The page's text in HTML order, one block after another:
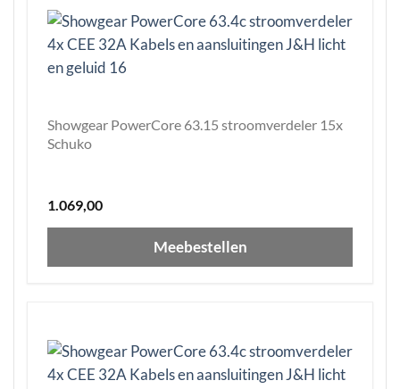
Showgear PowerCore 63.15 stroomverdeler 15x
Schuko
1.069,00
Meebestellen